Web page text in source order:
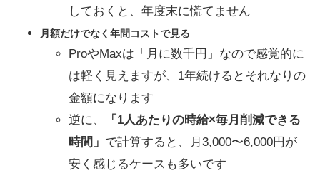
しておくと、年度末に慌てません
月額だけでなく年間コストで見る
ProやMaxは「月に数千円」なので感覚的に
は軽く見えますが、1年続けるとそれなりの
金額になります
逆に、
「1人あたりの時給×毎月削減できる
時間」 で計算すると、月3,000〜6,000円が
安く感じるケースも多いです